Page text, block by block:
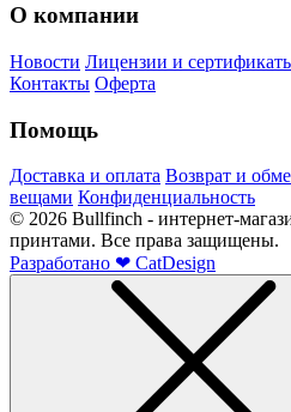
О компании
Новости Лицензии и
Контакты Оферта
Помощь
Доставка и оплата Возврат и
вещами Конфиденциальность
© 2026 Bullfinch - интернет-
принтами. Все права защищены.
Разработано ❤ CatDesign